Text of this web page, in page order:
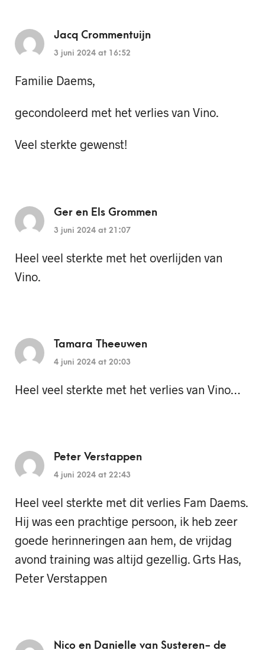
Jacq Crommentuijn
3 juni 2024 at 16:52
Familie Daems,
gecondoleerd met het verlies van Vino.
Veel sterkte gewenst!
Ger en Els Grommen
3 juni 2024 at 21:07
Heel veel sterkte met het overlijden van
Vino.
Tamara Theeuwen
4 juni 2024 at 20:03
Heel veel sterkte met het verlies van Vino…
Peter Verstappen
4 juni 2024 at 22:43
Heel veel sterkte met dit verlies Fam Daems.
Hij was een prachtige persoon, ik heb zeer
goede herinneringen aan hem, de vrijdag
avond training was altijd gezellig. Grts Has,
Peter Verstappen
Nico en Danielle van Susteren- de